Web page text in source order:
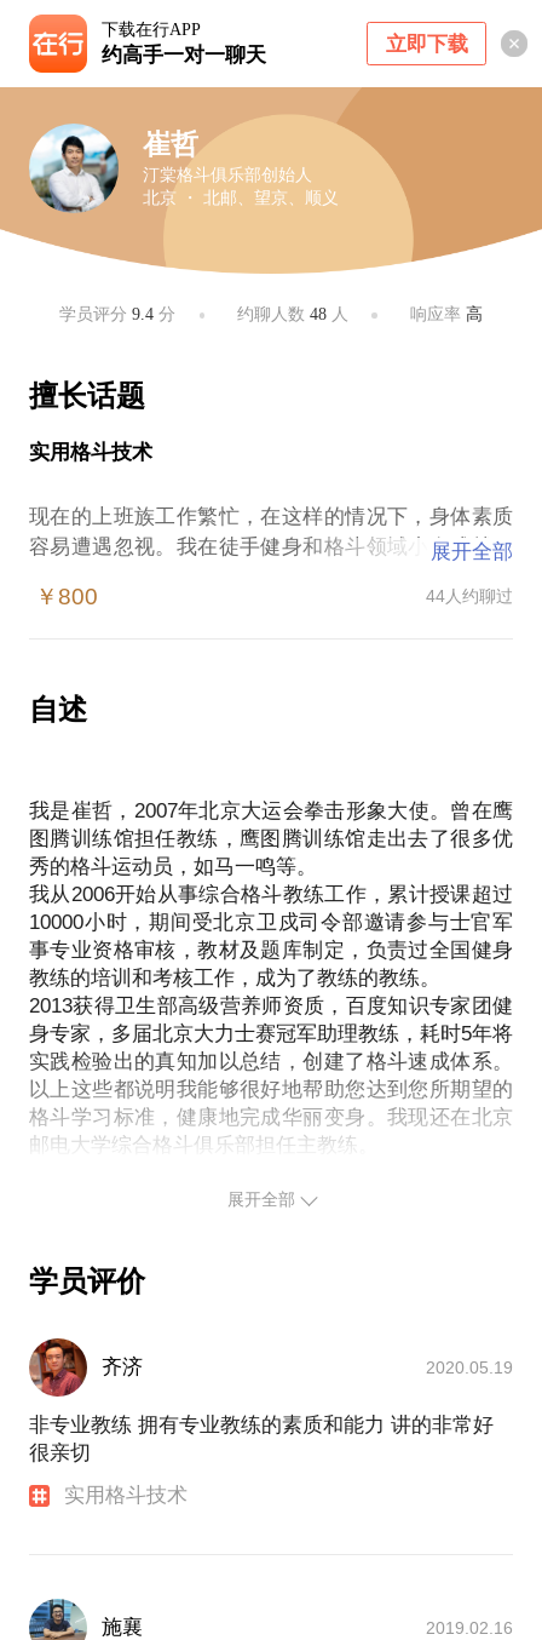
下载在行APP
约高手一对一聊天 立即下载
崔哲
汀棠格斗俱乐部创始人
北京 ・ 北邮、望京、顺义
学员评分9.4 分 约聊人数 48人 响应率 高
擅长话题
实用格斗技术
现在的上班族工作繁忙，在这样的情况下，身体素质
容易遭遇忽视。我在徒手健身和格斗领域小有成就。
如何在家就练出好身材；
目标的最终实现，是和正确动作，合理训练计划，适
合的饮食方案，良好的生活作息分不开的，我将从原
练。
网络上有几千万条关于健身，减肥，增肌，塑身为关
键词的信息，加上日常接触到的方法，有90%的人走
入了各种误区。身体是一部复杂的机器，要学会合理
使用，无论你的体重是胖是瘦，身体都会认为现在的
是平衡状态，但是如果你想打破这个状态，恢复到真
正的平衡，若是方法不对，身体都会出现不适反应甚
至生病。如果运动量不适宜，饮食过少，营养素比例
不合理，就会造成体内电解质大量丢失，出现劳累，
免疫力下降，睡眠质量下降，发脾气等问题。这也是
很多人无法坚持健身的原因，也有人减减停停恶性循
环。
书，很多人说，你是不是傻？当然不是，从教的第一
经是交流而不是教学了，他们的水平很多都超过了教
享健身带来的快乐，感染到周边的人。
PS.在选择与我见面前，请把你的问题更具体化。毕
竟，一次的训练只能部分问题。请把你的问题提前发
给我，方便我做更精细的准备，提升见面效率。期待
展开全部
￥800 44人约聊过
自述
我是崔哲，2007年北京大运会拳击形象大使。曾在鹰
图腾训练馆担任教练，鹰图腾训练馆走出去了很多优
秀的格斗运动员，如马一鸣等。
我从2006开始从事综合格斗教练工作，累计授课超过
10000小时，期间受北京卫戍司令部邀请参与士官军
事专业资格审核，教材及题库制定，负责过全国健身
教练的培训和考核工作，成为了教练的教练。
2013获得卫生部高级营养师资质，百度知识专家团健
身专家，多届北京大力士赛冠军助理教练，耗时5年将
实践检验出的真知加以总结，创建了格斗速成体系。
以上这些都说明我能够很好地帮助您达到您所期望的
格斗学习标准，健康地完成华丽变身。我现还在北京
邮电大学综合格斗俱乐部担任主教练。
通。不需要去健身房，在家即可练就好身材。我喜欢
学、实战步开始到后期实战教学、关节技和地面技术
洲际拳王金腰带。
展开全部
学员评价
齐济 2020.05.19
非专业教练 拥有专业教练的素质和能力 讲的非常好
很亲切
实用格斗技术
施襄 2019.02.16